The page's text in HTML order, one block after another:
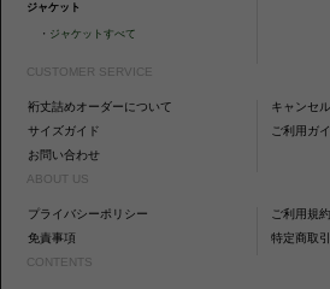
ジャケット
・ ジャケットすべて
CUSTOMER SERVICE
裄丈詰めオーダーについて
キャンセ
サイズガイド
ご利用ガ
お問い合わせ
ABOUT US
プライバシーポリシー
ご利用規約
免責事項
特定商取
CONTENTS